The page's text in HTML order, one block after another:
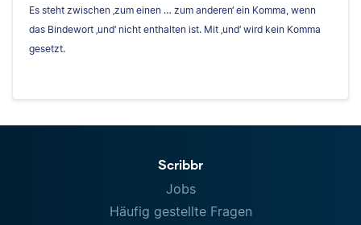
Es steht zwischen ‚zum einen … zum anderen‘ ein Komma, wenn
das Bindewort ‚und‘ nicht enthalten ist. Mit ‚und‘ wird kein Komma
gesetzt.
Scribbr
Jobs
Häufig gestellte Fragen